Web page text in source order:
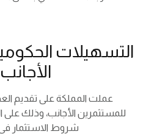
التسهيلات
عملت المملكة على تقديم
للمستثمرين الأجانب، وذلك على
شروط الاستثمار